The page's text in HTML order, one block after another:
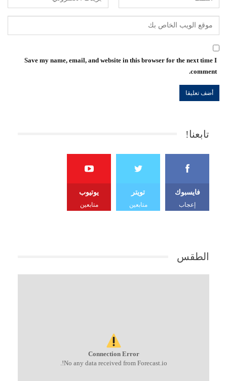
Save my name, email, and website in this browser for the next time I
comment.
تابعنا!
فايسبوك
إعجاب
تويتر
متابعين
يوتيوب
متابعين
الطقس
Connection Error
No any data received from Forecast.io!.